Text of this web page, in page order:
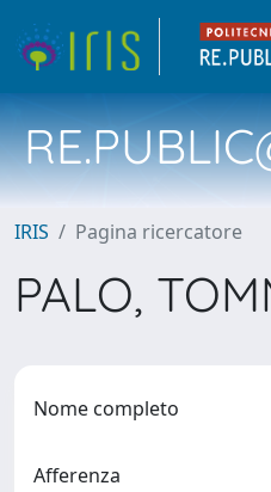
IRIS Pagina ricercatore
PALO,
Nome completo
Afferenza